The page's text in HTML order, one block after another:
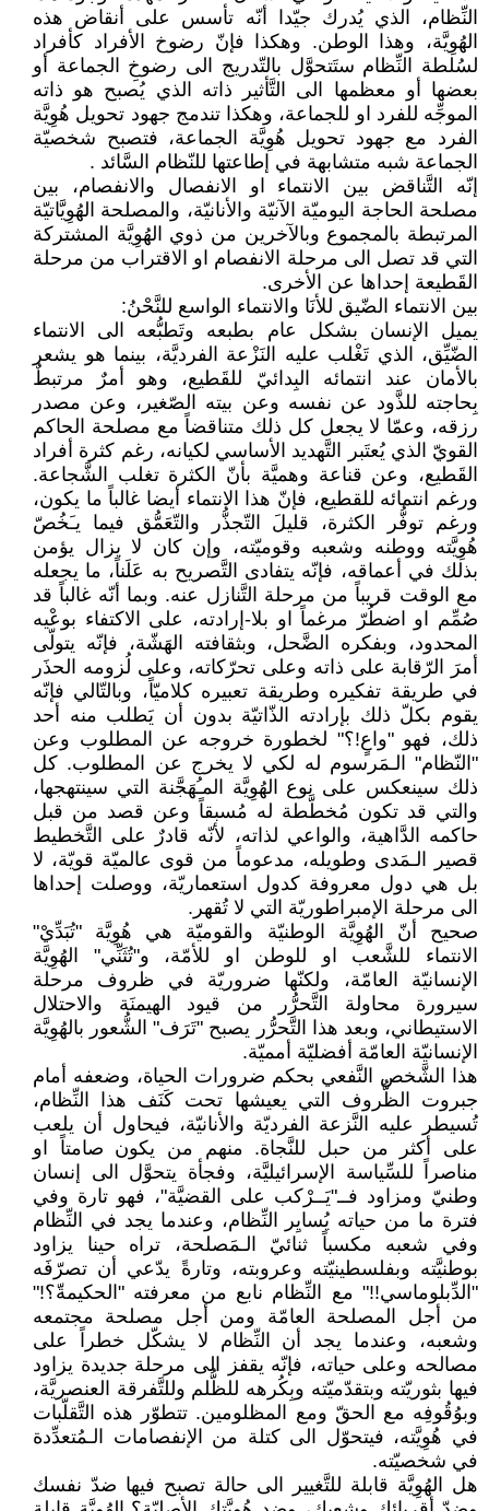
النِّظام، الذي يُدرك جيّدا أنّه تأسس على أنقاض هذه
الهُوِيَّة، وهذا الوطن. وهكذا فإنّ رضوخ الأفراد كأفراد
لسُلطة النِّظام ستَتحوَّل بالتّدريج الى رضوخِ الجماعة أو
بعضها أو معظمها الى التَّأثير ذاته الذي يُصبح هو ذاته
الموجِّه للفرد او للجماعة، وهكذا تندمج جهود تحويل هُوِيَّة
الفرد مع جهود تحويل هُوِيَّة الجماعة، فتصبح شخصيّة
الجماعة شبه متشابهة في إطاعتها للنّظام السَّائد .
إنّه التَّناقض بين الانتماء او الانفصال والانفصام، بين
مصلحة الحاجة اليوميّة الآنيّة والأنانيّة، والمصلحة الهُوِيَّاتيّة
المرتبطة بالمجموع وبالآخرين من ذوي الهُوِيَّة المشتركة
التي قد تصل الى مرحلة الانفصام او الاقتراب من مرحلة
القَطيعة إحداها عن الأخرى.
بين الانتماء الضّيق للأنَا والانتماء الواسع للنَّحْنُ:
يميل الإنسان بشكل عام بطبعه وتَطبُّعه الى الانتماء
الضّيِّق، الذي تَغْلب عليه النَزْعة الفرديَّة، بينما هو يشعر
بالأمان عند انتمائه البِدائيّ للقَطيع، وهو أمرٌ مرتبطٌ
بِحاجته للذَّود عن نفسه وعن بيته الصّغير، وعن مصدر
رزقه، وعمّا لا يجعل كل ذلك متناقضاً مع مصلحة الحاكم
القويّ الذي يُعتَبر التَّهديد الأساسي لكيانه، رغم كثرة أفراد
القَطيع، وعن قناعة وهميَّة بأنّ الكثرة تغلب الشَّجاعة.
ورغم انتمائه للقطيع، فإنّ هذا الانتماء أيضا غالباً ما يكون،
ورغم توفُّر الكثرة، قليلَ التّجذُّر والتّعَمُّق فيما يـَخُصّ
هُوِيَّته ووطنه وشعبه وقوميّته، وإن كان لا يزال يؤمن
بذلك في أعماقه، فإنّه يتفادى التَّصريح به عَلَناً، ما يجعله
مع الوقت قريباً من مرحلة التَّنازل عنه. وبما أنّه غالباً قد
صُمِّم او اضطُرّ مرغماً او بلا-إرادته، على الاكتفاء بوعْيه
المحدود، وبفكره الضَّحل، وبثقافته الهَشّة، فإنّه يتولّى
أمرَ الرّقابة على ذاته وعلى تحرّكاته، وعلى لُزومه الحذَر
في طريقة تفكيره وطريقة تعبيره كلاميّاً، وبالتّالي فإنّه
يقوم بكلّ ذلك بإرادته الذّاتيّة بدون أن يَطلب منه أحد
ذلك، فهو "واعٍ!؟" لخطورة خروجه عن المطلوب وعن
"النّظام" الـمَرسوم له لكي لا يخرج عن المطلوب. كل
ذلك سينعكس على نوع الهُوِيَّة المـُهَجَّنة التي سينتهجها،
والتي قد تكون مُخطَّطة له مُسبقاً وعن قصد من قبل
حاكمه الدَّاهية، والواعي لذاته، لأنّه قادرٌ على التَّخطيط
قصير الـمَدى وطويله، مدعوماً من قوى عالميّة قويّة، لا
بل هي دول معروفة كدول استعماريّة، ووصلت إحداها
الى مرحلة الإمبراطوريّة التي لا تُقهر.
صحيح أنّ الهُوِيَّة الوطنيّة والقوميّة هي هُوِيَّة "تُبَدِّيْ"
الانتماء للشَّعب او للوطن او للأمّة، و"تُثَنِّي" الهُوِيَّة
الإنسانيّة العامّة، ولكنّها ضروريّة في ظروف مرحلة
سيرورة محاولة التَّحرُّر من قيود الهيمنَة والاحتلال
الاستيطاني، وبعد هذا التَّحرُّر يصبح "تَرَف" الشُّعور بالهُوِيَّة
الإنسانيّة العامّة أفضليّة أمميّة.
هذا الشَّخص النَّفعي بحكم ضرورات الحياة، وضعفه أمام
جبروت الظُّروف التي يعيشها تحت كَنَف هذا النِّظام،
تُسيطر عليه النَّزعة الفرديّة والأنانيّة، فيحاول أن يلعب
على أكثر من حبل للنَّجاة. منهم من يكون صامتاً او
مناصراً للسِّياسة الإسرائيليَّة، وفجأة يتحوَّل الى إنسان
وطنيّ ومزاود فــ"يَــرْكب على القضيَّة"، فهو تارة وفي
فترة ما من حياته يُسايِر النِّظام، وعندما يجد في النِّظام
وفي شعبه مكسباً ثنائيّ الـمَصلحة، تراه حينا يزاود
بوطنيَّته وبفلسطينيّته وعروبته، وتارةً يدّعي أن تصرّفَه
"الدِّبلوماسي!!" مع النِّظام نابع من معرفته "الحكيمةّ؟!"
من أجل المصلحة العامّة ومن أجل مصلحة مجتمعه
وشعبه، وعندما يجد أن النِّظام لا يشكّل خطراً على
مصالحه وعلى حياته، فإنّه يقفز الى مرحلة جديدة يزاود
فيها بثوريّته وبتقدّميّته وبِكُرهه للظُّلم وللتَّفرقة العنصريَّة،
وبوُقُوفِه مع الحقّ ومع المظلومين. تتطوّر هذه التَّقلّبات
في هُوِيَّته، فيتحوّل الى كتلة من الإنفصامات الـمُتعدِّدة
في شخصيّته.
هل الهُوِيَّة قابلة للتَّغيير الى حالة تصبح فيها ضدّ نفسك